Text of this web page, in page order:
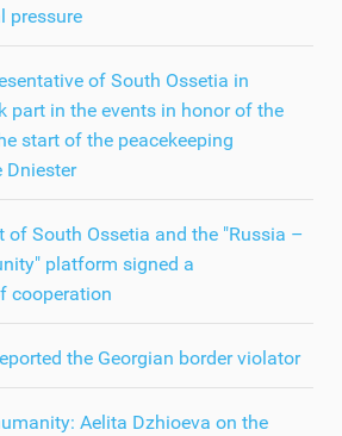
pressure
of South Ossetia in
part in the events in honor of the
start of the peacekeeping
Dniester
of South Ossetia and the "Russia –
platform signed a
cooperation
the Georgian border violator
Aelita Dzhioeva on the